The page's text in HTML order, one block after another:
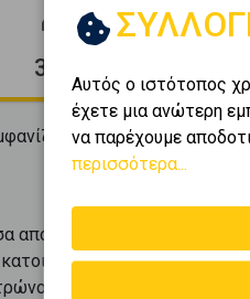
10
195m2
370.000 €
1-4από4.
από το πλούσιο
κατοικίεςσεΡοδος - Λίνδος
τις καλύτερες
Αυτός ο ιστότοπος
έχετε μια ανώτερη
να παρέχουμε
περισσότερα...